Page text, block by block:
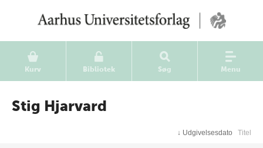
Kurv Bibliotek Søg Menu
Stig Hjarvard
↓ Udgivelsesdato Titel